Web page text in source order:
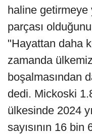
haline
parçası
"Hayattan daha
zamanda
boşalmasından
dedi. Mickoski
ülkesinde 2024
sayısının 16 bin